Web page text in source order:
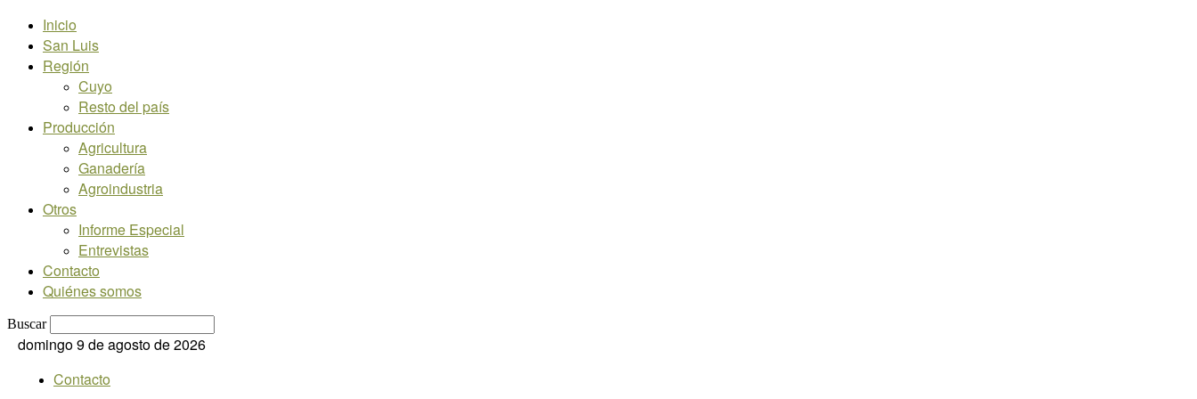
Inicio
San Luis
Región
Cuyo
Resto del país
Producción
Agricultura
Ganadería
Agroindustria
Otros
Informe Especial
Entrevistas
Contacto
Quiénes somos
Buscar
domingo 9 de agosto de 2026
Contacto